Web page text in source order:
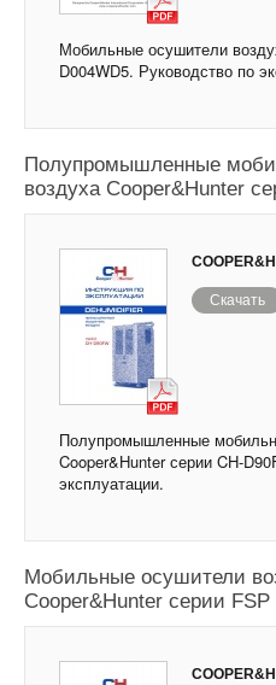
Мобильные осушители
D004WD5. Руководство по
Полупромышленные
воздуха Cooper&Hunter
Скачать
Полупромышленные
Cooper&Hunter серии CH-
эксплуатации.
Мобильные осушители
Cooper&Hunter серии FSP